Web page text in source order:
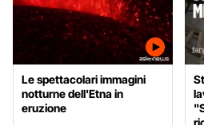
Le spettacolari immagini
notturne dell'Etna in
eruzione